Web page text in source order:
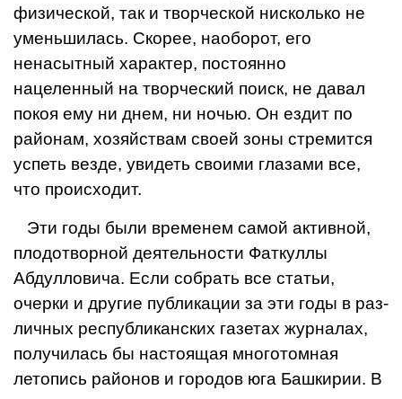
физической, так и творческой нисколько не
уменьши­лась. Скорее, наоборот, его
ненасыт­ный характер, постоянно
нацеленный на творческий поиск, не давал
покоя ему ни днем, ни ночью. Он ездит по
районам, хозяйствам своей зоны стремится
успеть везде, увидеть сво­ими глазами все,
что происходит.
Эти годы были временем самой активной,
плодотворной деятельно­сти Фаткуллы
Абдулловича. Если собрать все статьи,
очерки и дру­гие публикации за эти годы в раз­
личных республиканских газетах журналах,
получилась бы настоящая многотомная
летопись районов и городов юга Башкирии. В